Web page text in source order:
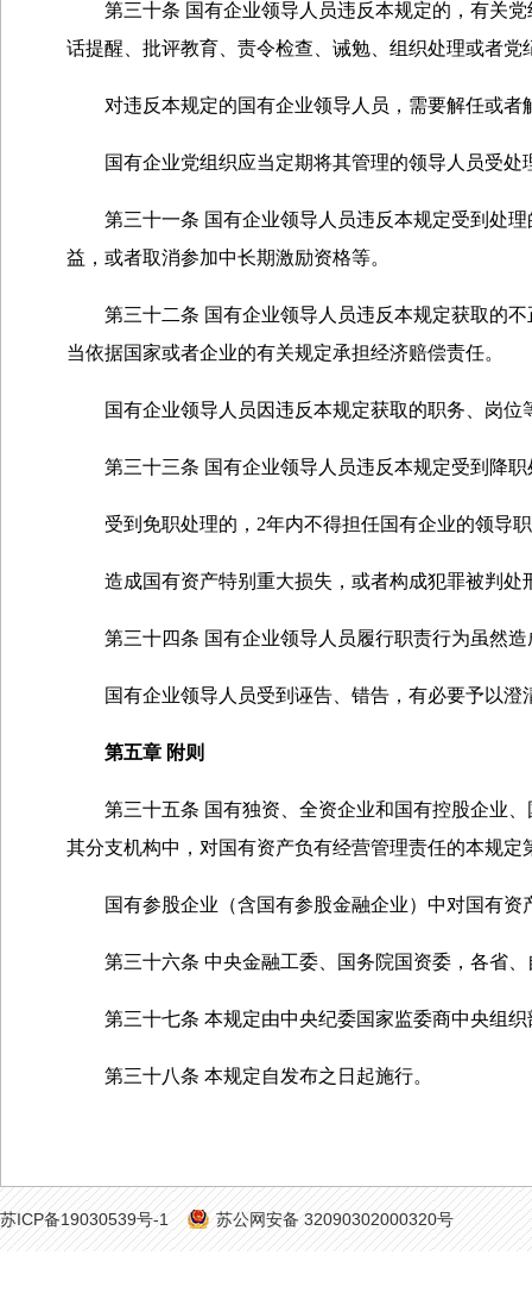
第三十条 国有企业领导人员违反本规定的，有关党
话提醒、批评教育、责令检查、诫勉、组织处理或者
对违反本规定的国有企业领导人员，需要解任或者
国有企业党组织应当定期将其管理的领导人员受处
第三十一条 国有企业领导人员违反本规定受到处理
益，或者取消参加中长期激励资格等。
第三十二条 国有企业领导人员违反本规定获取的不
当依据国家或者企业的有关规定承担经济赔偿责任。
国有企业领导人员因违反本规定获取的职务、岗位
第三十三条 国有企业领导人员违反本规定受到降职
受到免职处理的，2年内不得担任国有企业的领导职
造成国有资产特别重大损失，或者构成犯罪被判处
第三十四条 国有企业领导人员履行职责行为虽然造
国有企业领导人员受到诬告、错告，有必要予以澄
第五章 附则
第三十五条 国有独资、全资企业和国有控股企业、
其分支机构中，对国有资产负有经营管理责任的本规
国有参股企业（含国有参股金融企业）中对国有资
第三十六条 中央金融工委、国务院国资委，各省、
第三十七条 本规定由中央纪委国家监委商中央组织
第三十八条 本规定自发布之日起施行。
苏ICP备19030539号-1 苏公网安备 32090302000320号